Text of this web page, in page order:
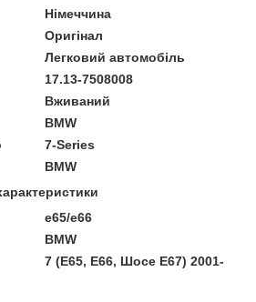
Німеччина
Оригінал
Легковий автомобіль
17.13-7508008
Вживаний
BMW
7-Series
BMW
e65/e66
BMW
7 (E65, E66, Шосе E67) 2001-